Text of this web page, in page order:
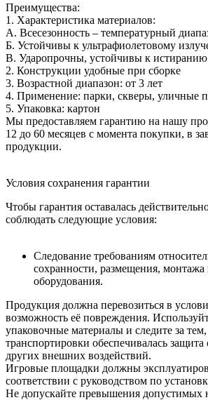
Преимущества:
1. Характеристика материалов:
А. Всесезонность – температурный
Б. Устойчивы к ультрафиолетовому
В. Ударопрочны, устойчивы к истиранию
2. Конструкции удобные при сборке
3. Возрастной диапазон: от 3 лет
4. Применение: парки, скверы, уличные
5. Упаковка: картон
Мы предоставляем гарантию на нашу
12 до 60 месяцев с момента покупки, в
продукции.
Условия сохранения гарантии
Чтобы гарантия оставалась
соблюдать следующие условия:
Следование требованиям
сохранности, размещения, монтажа
оборудования.
Продукция должна перевозиться в
возможность её повреждения.
упаковочные материалы и следите за
транспортировки обеспечивалась защита
других внешних воздействий.
Игровые площадки должны
соответствии с руководством по
Не допускайте превышения допустимых